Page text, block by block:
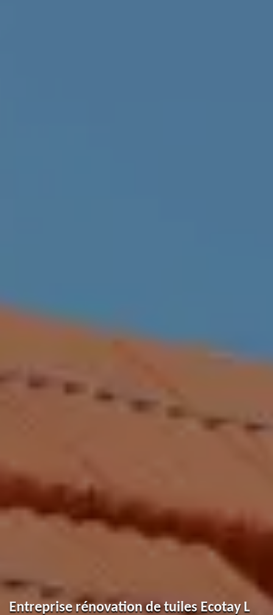
Entreprise rénovation de tuiles Ecotay L